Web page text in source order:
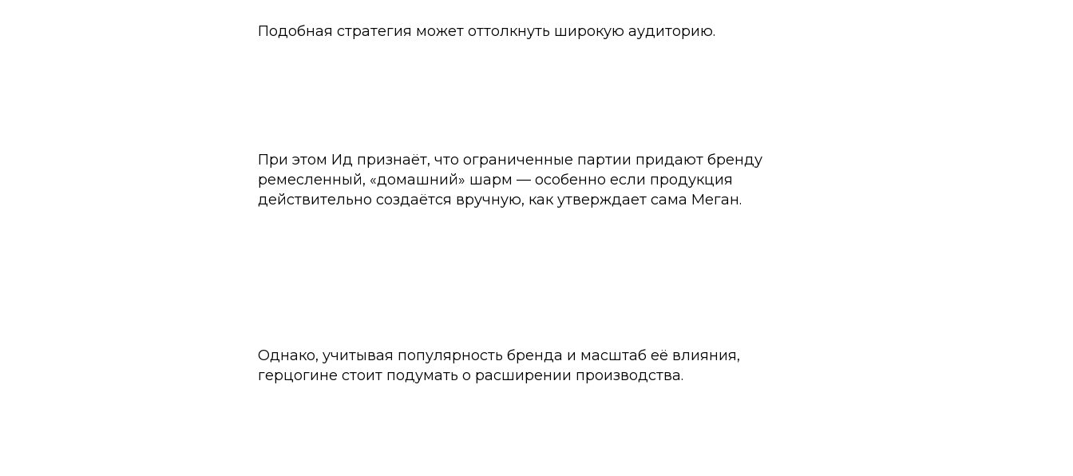
Подобная стратегия может оттолкнуть широкую аудиторию.
При этом Ид признаёт, что ограниченные партии придают бренду
ремесленный, «домашний» шарм — особенно если продукция
действительно создаётся вручную, как утверждает сама Меган.
Однако, учитывая популярность бренда и масштаб её влияния,
герцогине стоит подумать о расширении производства.